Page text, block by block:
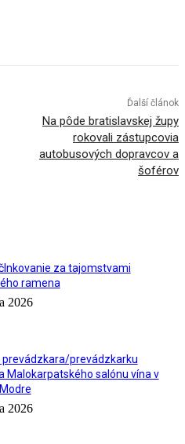
Ďalší článok
Na pôde bratislavskej župy
rokovali zástupcovia
autobusových dopravcov a
šoférov
za tajomstvami
ramena
2026
prevádzkara/prevádzkarku
Malokarpatského salónu vína v
2026